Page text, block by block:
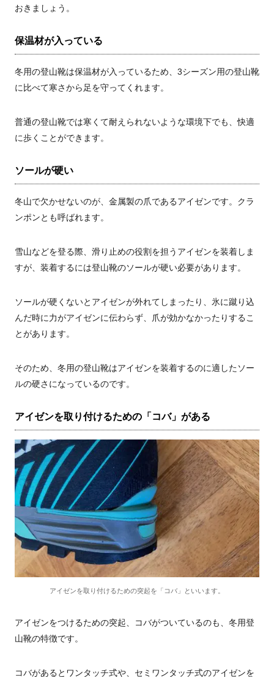
おきましょう。
保温材が入っている
冬用の登山靴は保温材が入っているため、3シーズン用の登山靴
に比べて寒さから足を守ってくれます。
普通の登山靴では寒くて耐えられないような環境下でも、快適
に歩くことができます。
ソールが硬い
冬山で欠かせないのが、金属製の爪であるアイゼンです。クラ
ンポンとも呼ばれます。
雪山などを登る際、滑り止めの役割を担うアイゼンを装着しま
すが、装着するには登山靴のソールが硬い必要があります。
ソールが硬くないとアイゼンが外れてしまったり、氷に蹴り込
んだ時に力がアイゼンに伝わらず、爪が効かなかったりするこ
とがあります。
そのため、冬用の登山靴はアイゼンを装着するのに適したソー
ルの硬さになっているのです。
アイゼンを取り付けるための「コバ」がある
アイゼンを取り付けるための突起を「コバ」といいます。
アイゼンをつけるための突起、コバがついているのも、冬用登
山靴の特徴です。
コバがあるとワンタッチ式や、セミワンタッチ式のアイゼンを